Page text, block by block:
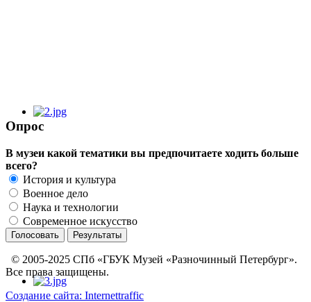
Опрос
В музеи какой тематики вы предпочитаете ходить больше
всего?
История и культура
Военное дело
Наука и технологии
Современное искусство
© 2005-2025 СПб «ГБУК Музей «Разночинный Петербург».
Все права защищены.
Создание сайта: Internettraffic